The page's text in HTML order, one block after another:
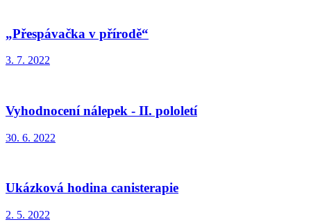
„Přespávačka v přírodě“
3. 7. 2022
Vyhodnocení nálepek - II. pololetí
30. 6. 2022
Ukázková hodina canisterapie
2. 5. 2022